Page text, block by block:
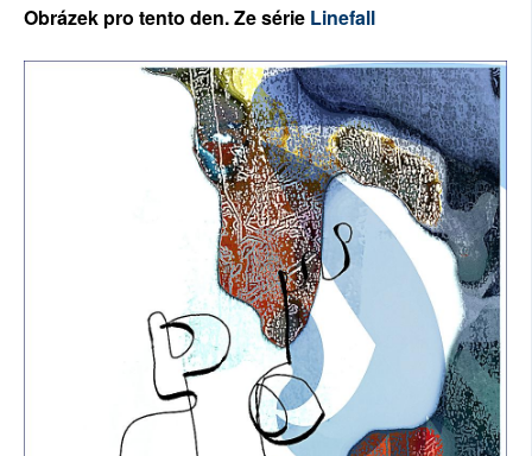
SOCIÁLNÍ SÍTĚ
PLNÁ VERZE STRÁNEK
Obrázek pro tento den. Ze série Linefall